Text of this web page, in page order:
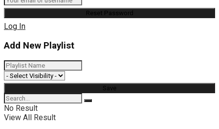
Log In
Add New Playlist
No Result
View All Result